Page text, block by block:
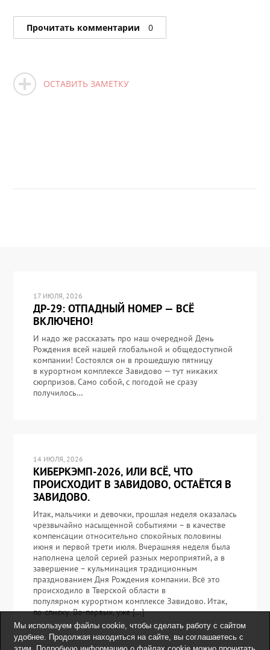
Прочитать комментарии 0
ОСТАВИТЬ ЗАМЕТКУ
17 ИЮЛЯ, 2026
ДР-29: ОТПАДНЫЙ НОМЕР — ВСЁ
ВКЛЮЧЕНО!
И надо же рассказать про наш очередной День
Рождения всей нашей глобальной и общедоступной
компании! Состоялся он в прошедшую пятницу
в курортном комплексе Завидово — тут никаких
сюрпризов. Само собой, с погодой не сразу
получилось…
14 ИЮЛЯ, 2026
КИБЕРКЭМП-2026, ИЛИ ВСЁ, ЧТО
ПРОИСХОДИТ В ЗАВИДОВО, ОСТАЁТСЯ В
ЗАВИДОВО.
Итак, мальчики и девочки, прошлая неделя оказалась
чрезвычайно насыщенной событиями – в качестве
компенсации относительно спокойных половины
июня и первой трети июля. Вчерашняя неделя была
наполнена целой серией разных мероприятий, а в
завершение – кульминация традиционным
празднованием Дня Рождения компании. Всё это
происходило в Тверской области в
популярном курортном комплексе Завидово. Итак,
по списку. Во-первых, уже […]
Мы используем файлы cookie, чтобы сделать работу с сайтом
удобнее. Продолжая находиться на сайте, вы соглашаетесь с